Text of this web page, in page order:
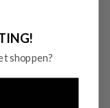
shoppen?